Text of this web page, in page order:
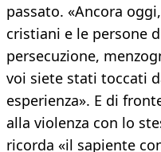
passato. «Ancora
cristiani e le persone
persecuzione,
voi siete stati toccati
esperienza». E di
alla violenza con lo
ricorda «il sapiente